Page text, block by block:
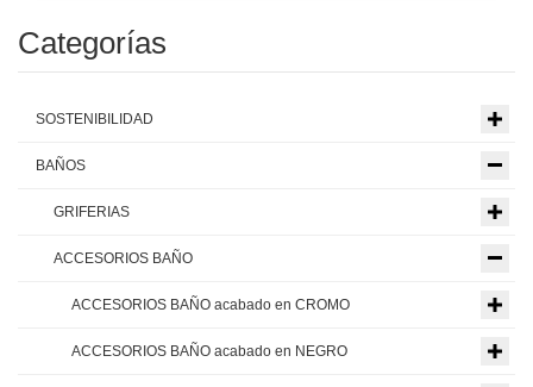
Categorías
SOSTENIBILIDAD
BAÑOS
GRIFERIAS
ACCESORIOS BAÑO
ACCESORIOS BAÑO acabado en CROMO
ACCESORIOS BAÑO acabado en NEGRO